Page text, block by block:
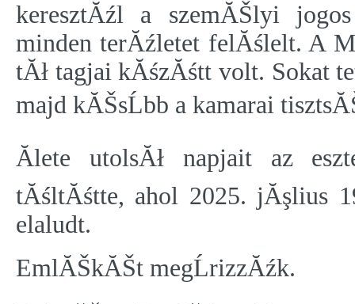
keresztĂźl a szemĂŠlyi
minden terĂźletet felĂślelt. A
tĂł tagjai kĂśzĂśtt volt. Sokat
majd kĂŠsĹbb a kamarai
Ălete utolsĂł napjait az
tĂśltĂśtte, ahol 2025. jĂşlius
elaludt.
EmlĂŠkĂŠt megĹrizzĂźk.